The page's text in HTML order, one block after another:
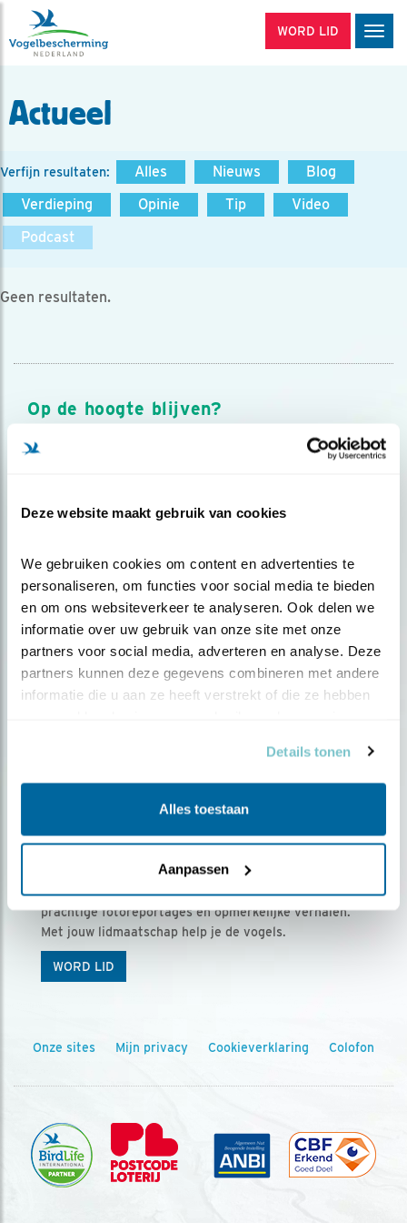
Deze website maakt gebruik van cookies
We gebruiken cookies om content en advertenties te
personaliseren, om functies voor social media te bieden
en om ons websiteverkeer te analyseren. Ook delen we
informatie over uw gebruik van onze site met onze
partners voor social media, adverteren en analyse. Deze
partners kunnen deze gegevens combineren met andere
informatie die u aan ze heeft verstrekt of die ze hebben
Details tonen
Alles toestaan
Aanpassen
WORD LID
Actueel
Verfijn resultaten: Alles Nieuws
Blog
Verdieping
Opinie Tip
Video
Podcast
Geen resultaten.
Op de hoogte blijven?
Meld je aan en ontvang nieuws, inspiratie, acties en tips
over vogels en activiteiten van Vogelbescherming.
Ontvang 5 x Vogels voor € 36,00 per jaar
Vogels is het tijdschrift voor onze leden, met
prachtige fotoreportages en opmerkelijke verhalen.
Met jouw lidmaatschap help je de vogels.
WORD LID
Onze sites Mijn privacy Cookieverklaring Colofon